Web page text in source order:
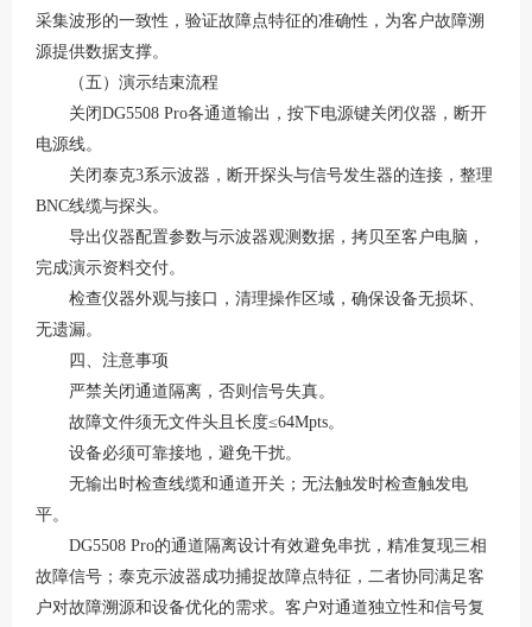
采集波形的一致性，验证故障点特征的准确性，为客户故障溯
源提供数据支撑。
（五）演示结束流程
关闭DG5508 Pro各通道输出，按下电源键关闭仪器，断开
电源线。
关闭泰克3系示波器，断开探头与信号发生器的连接，整理
BNC线缆与探头。
导出仪器配置参数与示波器观测数据，拷贝至客户电脑，
完成演示资料交付。
检查仪器外观与接口，清理操作区域，确保设备无损坏、
无遗漏。
四、注意事项
严禁关闭通道隔离 ，否则信号失真。
故障文件须无文件头且长度≤64Mpts。
设备必须可靠接地，避免干扰。
无输出时检查线缆和通道开关；无法触发时检查触发电
平。
DG5508 Pro的通道隔离设计有效避免串扰，精准复现三相
故障信号；泰克示波器成功捕捉故障点特征，二者协同满足客
户对故障溯源和设备优化的需求。客户对通道独立性和信号复